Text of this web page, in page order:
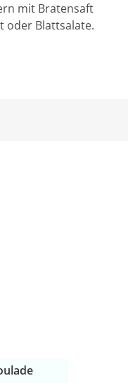
mit Bratensaft
oder Blattsalate.